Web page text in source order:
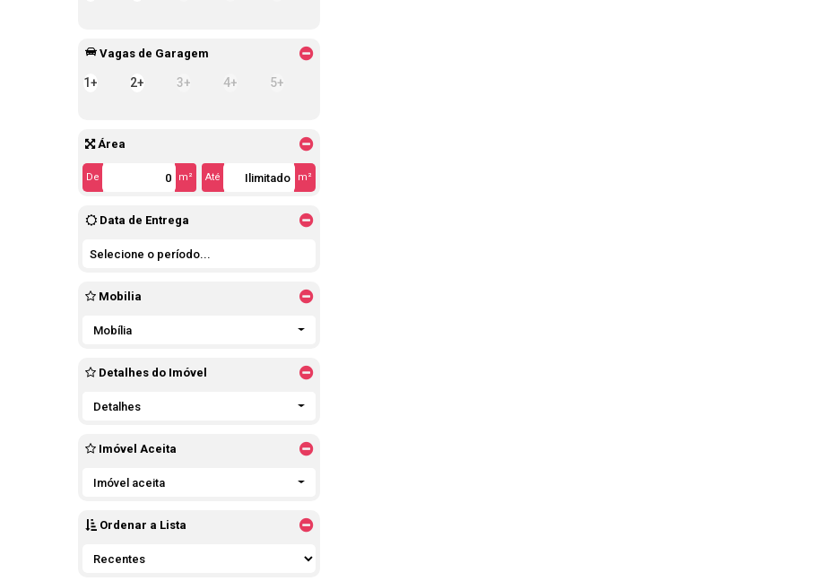
Vagas de Garagem
1+ 2+ 3+ 4+ 5+
Área
De m² Até m²
Data de Entrega
Mobilia
Mobília
Detalhes do Imóvel
Detalhes
Imóvel Aceita
Imóvel aceita
Ordenar a Lista